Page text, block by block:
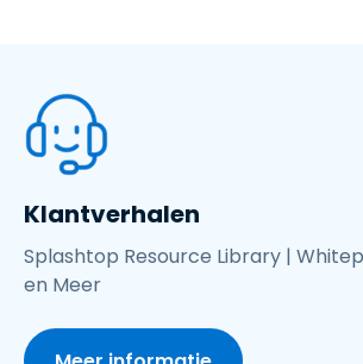
Klantverhalen
Splashtop Resource Library |
en Meer